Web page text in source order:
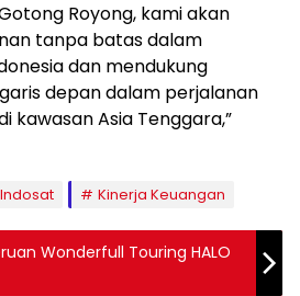
Royong, kami akan
tanpa batas dalam
dan mendukung
depan dalam perjalanan
kawasan Asia Tenggara,”
Indosat Kinerja Keuangan
Wonderfull Touring HALO